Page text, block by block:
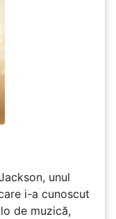
unul
i-a cunoscut
de muzică,